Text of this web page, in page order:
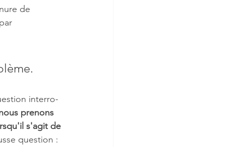
de
interro-
prenons
s'agit de
question :